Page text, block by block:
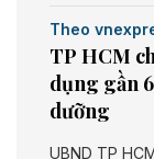
Theo
TP HCM
dụng gần
dưỡng
UBND TP